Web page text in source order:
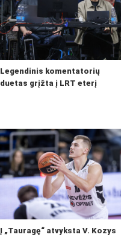
Legendinis komentatorių
duetas grįžta į LRT eterį
Į „Tauragę“ atvyksta V. Kozys